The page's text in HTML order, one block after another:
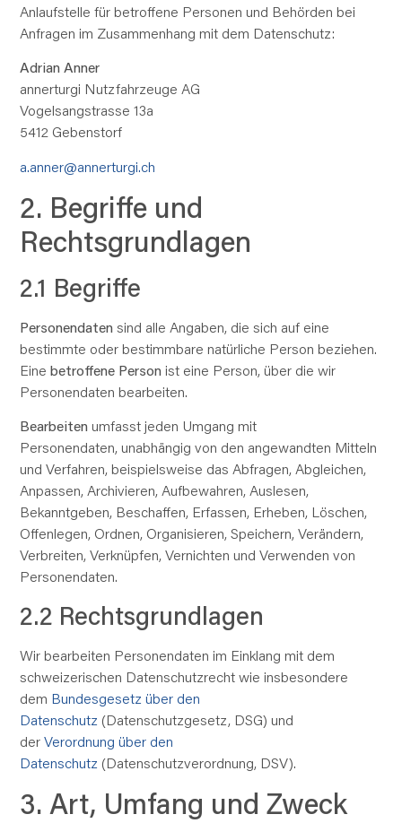
Anlaufstelle für betroffene Personen und Behörden bei
Anfragen im Zusammenhang mit dem Datenschutz:
Adrian Anner
annerturgi Nutzfahrzeuge AG
Vogelsangstrasse 13a
5412 Gebenstorf
a.anner@annerturgi.ch
2. Begriffe und
Rechtsgrundlagen
2.1 Begriffe
Personendaten sind alle Angaben, die sich auf eine
bestimmte oder bestimmbare natürliche Person beziehen.
Einebetroffene Person ist eine Person, über die wir
Personendaten bearbeiten.
Bearbeiten umfasstjeden Umgang mit
Personendaten,unabhängig von den angewandten Mitteln
und Verfahren, beispielsweise das Abfragen, Abgleichen,
Anpassen, Archivieren, Aufbewahren, Auslesen,
Bekanntgeben, Beschaffen, Erfassen, Erheben, Löschen,
Offenlegen, Ordnen, Organisieren, Speichern, Verändern,
Verbreiten, Verknüpfen, Vernichten und Verwenden von
Personendaten.
2.2 Rechtsgrundlagen
Wir bearbeiten Personendaten im Einklang mit dem
schweizerischen Datenschutzrecht wie insbesondere
dem Bundesgesetz über den
Datenschutz (Datenschutzgesetz, DSG) und
derVerordnung über den
Datenschutz (Datenschutzverordnung, DSV).
3. Art, Umfang und Zweck